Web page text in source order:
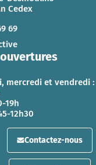
Cedex
69
mercredi et vendredi :
19h
12h30
Contactez-nous